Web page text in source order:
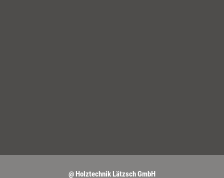
@ Holztechnik Lätzsch GmbH